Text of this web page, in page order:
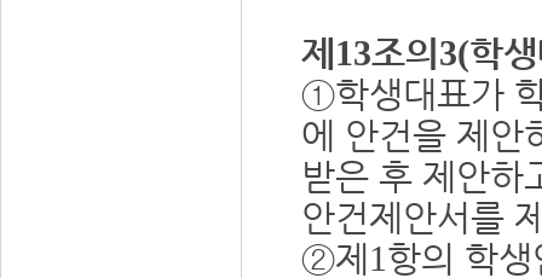
제 13조의 3(학
①학생대표가
에 안건을 제안
받은 후 제안하
안건제안서를
②제 1항의 학